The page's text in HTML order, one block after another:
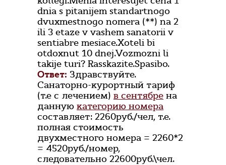
dnia s pitanijem standartnogo
dvuxmestnogo nomera (**) na 2
ili 3 etaze v vashem sanatorii v
sentiabre mesiace.Xoteli bi
otdoxnut 10 dnej.Vozmozni li
takije turi? Rasskazite.Spasibo.
Ответ: Здравствуйте.
Санаторно-курортный тариф
(т.е с лечением) в сентябре на
данную категорию номера
составляет: 2260руб./чел, т.е.
полная стоимость
двухместного номера = 2260*2
= 4520руб./номер,
следовательно 22600руб.\чел.